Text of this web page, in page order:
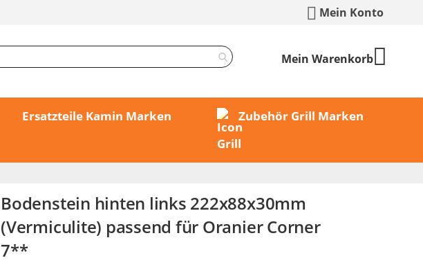
Mein Konto
Mein Warenkorb
Ersatzteile Kamin Marken Zubehör Grill Marken
Bodenstein hinten links 222x88x30mm
(Vermiculite) passend für Oranier Corner
7**